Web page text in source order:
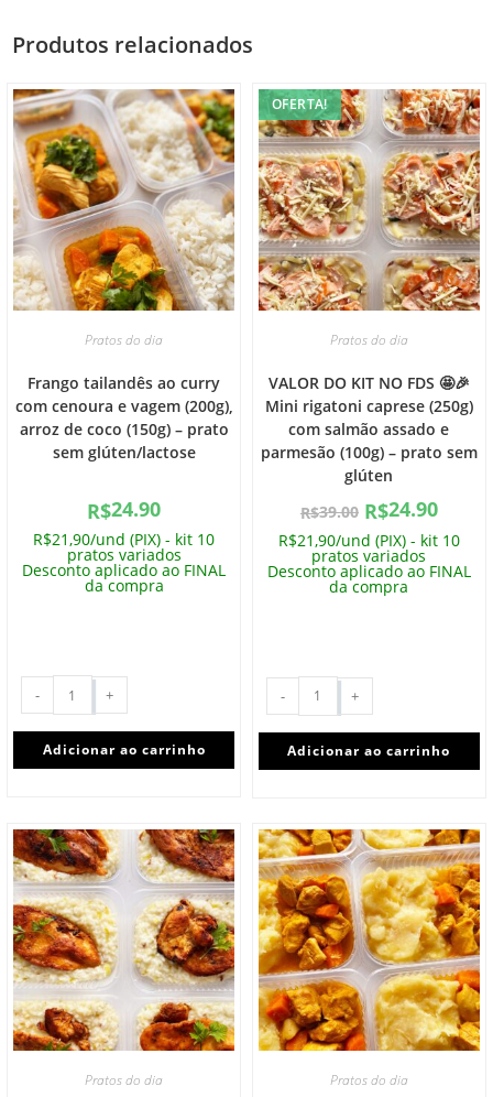
Produtos relacionados
Pratos do dia
Frango tailandês ao curry
com cenoura e vagem (200g),
arroz de coco (150g) – prato
sem glúten/lactose
R$24.90
R$21,90/und (PIX) - kit 10
pratos variados
Desconto aplicado ao FINAL
da compra
- +
Adicionar ao carrinho
OFERTA!
Pratos do dia
VALOR DO KIT NO FDS 🤩🎉
Mini rigatoni caprese (250g)
com salmão assado e
parmesão (100g) – prato sem
glúten
R$39.00 R$24.90
R$21,90/und (PIX) - kit 10
pratos variados
Desconto aplicado ao FINAL
da compra
- +
Adicionar ao carrinho
Pratos do dia Pratos do dia